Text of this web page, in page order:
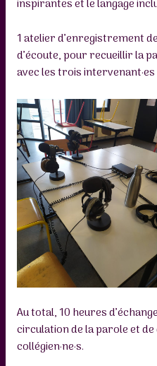
inspirantes et le langage
1 atelier d’enregistrement
d’écoute, pour recueillir la
avec les trois intervenant·es
Au total, 10 heures
circulation de la parole et
collégien·ne·s.